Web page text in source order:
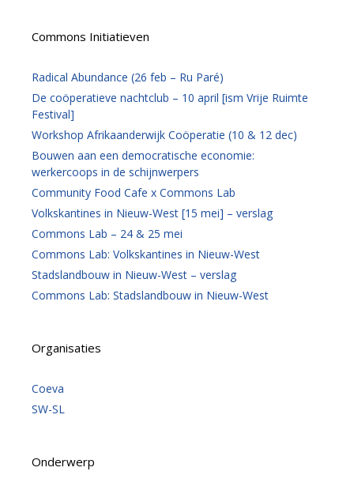
Commons Initiatieven
Radical Abundance (26 feb – Ru Paré)
De coöperatieve nachtclub – 10 april [ism Vrije Ruimte
Festival]
Workshop Afrikaanderwijk Coöperatie (10 & 12 dec)
Bouwen aan een democratische economie:
werkercoops in de schijnwerpers
Community Food Cafe x Commons Lab
Volkskantines in Nieuw-West [15 mei] – verslag
Commons Lab – 24 & 25 mei
Commons Lab: Volkskantines in Nieuw-West
Stadslandbouw in Nieuw-West – verslag
Commons Lab: Stadslandbouw in Nieuw-West
Organisaties
Coeva
SW-SL
Onderwerp